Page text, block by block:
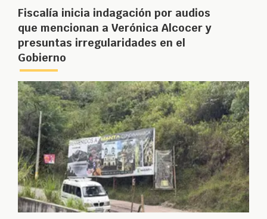
Fiscalía inicia indagación por audios
que mencionan a Verónica Alcocer y
presuntas irregularidades en el
Gobierno